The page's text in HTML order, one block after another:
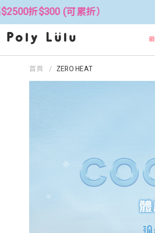
全館3件88折！🦄 滿
首頁 ZERO HEAT